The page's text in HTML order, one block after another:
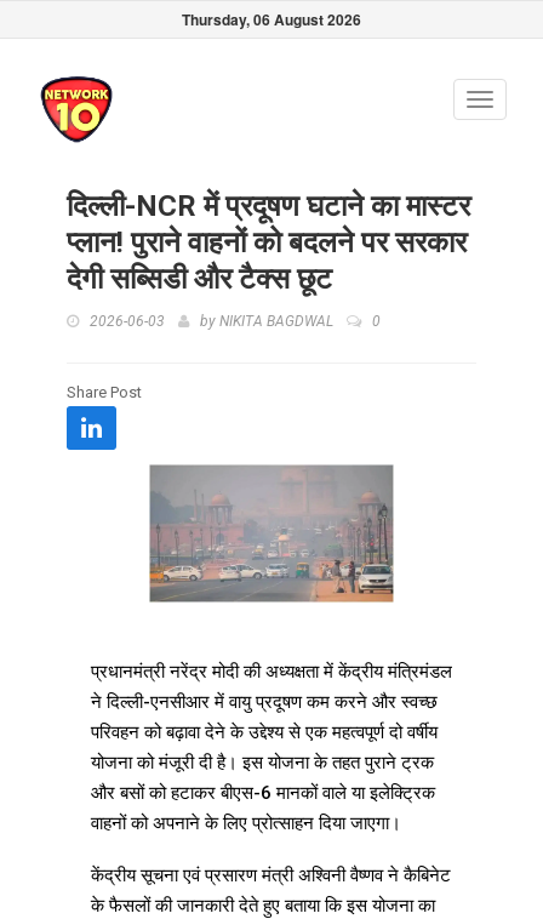
Thursday, 06 August 2026
Toggle
दिल्ली-NCR में प्रदूषण घटाने का मास्टर
प्लान! पुराने वाहनों को बदलने पर सरकार
देगी सब्सिडी और टैक्स छूट
2026-06-03 by NIKITA BAGDWAL 0
Share Post
प्रधानमंत्री नरेंद्र मोदी की अध्यक्षता में केंद्रीय मंत्रिमंडल
ने दिल्ली-एनसीआर में वायु प्रदूषण कम करने और स्वच्छ
परिवहन को बढ़ावा देने के उद्देश्य से एक महत्वपूर्ण दो वर्षीय
योजना को मंजूरी दी है। इस योजना के तहत पुराने ट्रक
और बसों को हटाकर बीएस-6 मानकों वाले या इलेक्ट्रिक
वाहनों को अपनाने के लिए प्रोत्साहन दिया जाएगा।
केंद्रीय सूचना एवं प्रसारण मंत्री अश्विनी वैष्णव ने कैबिनेट
के फैसलों की जानकारी देते हुए बताया कि इस योजना का